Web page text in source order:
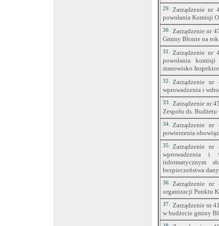
29.
Zarządzenie nr
powołania Komisji
30.
Zarządzenie nr
Gminy Błonie na
31.
Zarządzenie nr
powołania
stanowisko
32.
Zarządzenie
wprowadzenia i
33.
Zarządzenie nr
Zespołu ds.
34.
Zarządzenie
powierzenia
35.
Zarządzenie
wprowadzenia i
informatycznym
bezpieczeństwa
36.
Zarządzenie
organizacji Punktu
37.
Zarządzenie nr
w budżecie gminy